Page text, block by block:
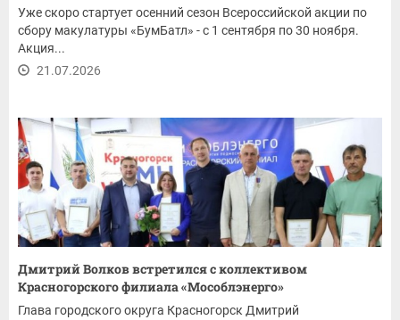
Уже скоро стартует осенний сезон Всероссийской акции по
сбору макулатуры «БумБатл» - с 1 сентября по 30 ноября.
Акция...
21.07.2026
Дмитрий Волков встретился с коллективом
Красногорского филиала «Мособлэнерго»
Глава городского округа Красногорск Дмитрий